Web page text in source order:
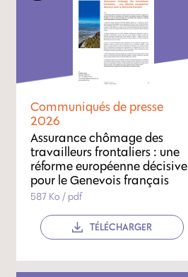
Communiqués de presse
2026
Assurance chômage des
travailleurs frontaliers : une
réforme européenne décisive
pour le Genevois français
587 Ko / pdf
TÉLÉCHARGER